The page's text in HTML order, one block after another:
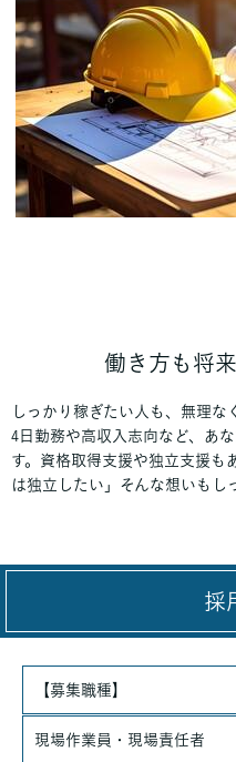
働き方も将
しっかり稼ぎたい人も、無理
4日勤務や高収入志向など、あ
す。資格取得支援や独立支援も
は独立したい」そんな想いもし
採
【募集職種】
現場作業員・現場責任者